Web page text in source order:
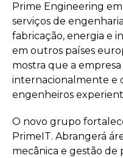
Prime Engineering
serviços de
fabricação, energia e
em outros países
mostra que a
internacionalmente e
engenheiros
O novo grupo
PrimeIT. Abrangerá
mecânica e gestão de